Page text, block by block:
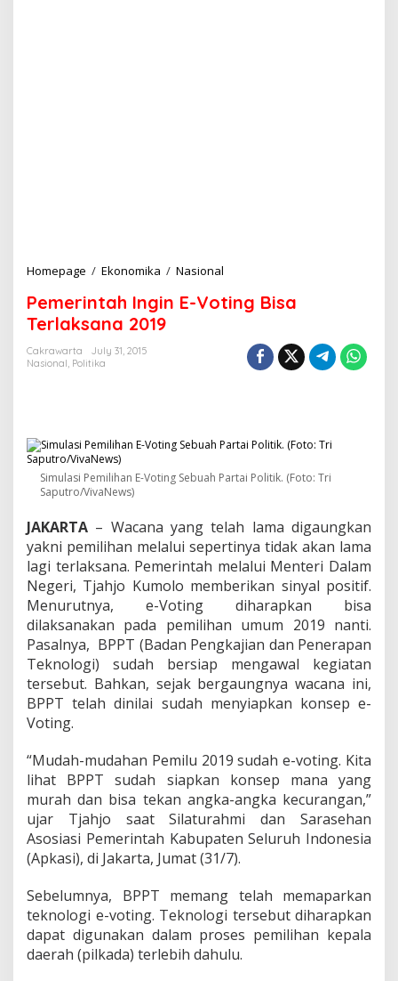
Homepage / Ekonomika / Nasional
m
n
i
-
V
t
i
g
B
i
a
T
a
s
a
a
2
1
9
Pemerintah Ingin E-Voting Bisa
Terlaksana 2019
Cakrawarta
July 31, 2015
Nasional, Politika
Simulasi Pemilihan E-Voting Sebuah Partai Politik. (Foto: Tri
Saputro/VivaNews)
JAKARTA – Wacana yang telah lama digaungkan
yakni pemilihan melalui sepertinya tidak akan lama
lagi terlaksana. Pemerintah melalui Menteri Dalam
Negeri, Tjahjo Kumolo memberikan sinyal positif.
Menurutnya, e-Voting diharapkan bisa
dilaksanakan pada pemilihan umum 2019 nanti.
Pasalnya, BPPT (Badan Pengkajian dan Penerapan
Teknologi) sudah bersiap mengawal kegiatan
tersebut. Bahkan, sejak bergaungnya wacana ini,
BPPT telah dinilai sudah menyiapkan konsep e-
Voting.
“Mudah-mudahan Pemilu 2019 sudah e-voting. Kita
lihat BPPT sudah siapkan konsep mana yang
murah dan bisa tekan angka-angka kecurangan,”
ujar Tjahjo saat Silaturahmi dan Sarasehan
Asosiasi Pemerintah Kabupaten Seluruh Indonesia
(Apkasi), di Jakarta, Jumat (31/7).
Sebelumnya, BPPT memang telah memaparkan
teknologi e-voting. Teknologi tersebut diharapkan
dapat digunakan dalam proses pemilihan kepala
daerah (pilkada) terlebih dahulu.